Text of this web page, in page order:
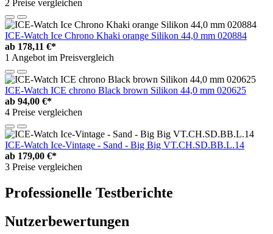
2 Preise vergleichen
ICE-Watch Ice Chrono Khaki orange Silikon 44,0 mm 020884
ab 178,11 €*
1 Angebot im Preisvergleich
ICE-Watch ICE chrono Black brown Silikon 44,0 mm 020625
ab 94,00 €*
4 Preise vergleichen
ICE-Watch Ice-Vintage - Sand - Big Big VT.CH.SD.BB.L.14
ab 179,00 €*
3 Preise vergleichen
Professionelle Testberichte
Nutzerbewertungen